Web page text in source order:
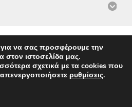
Προφίλ
Επικοινωνία
Omnisys
να σας προσφέρουμε την
στον ιστοσελίδα μας.
σχετικά με τα cookies που
ρυθμίσεις.